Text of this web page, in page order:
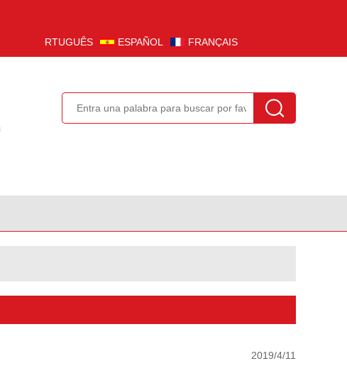
PORTUGUÊS ESPAÑOL FRANÇAIS
2019/4/11